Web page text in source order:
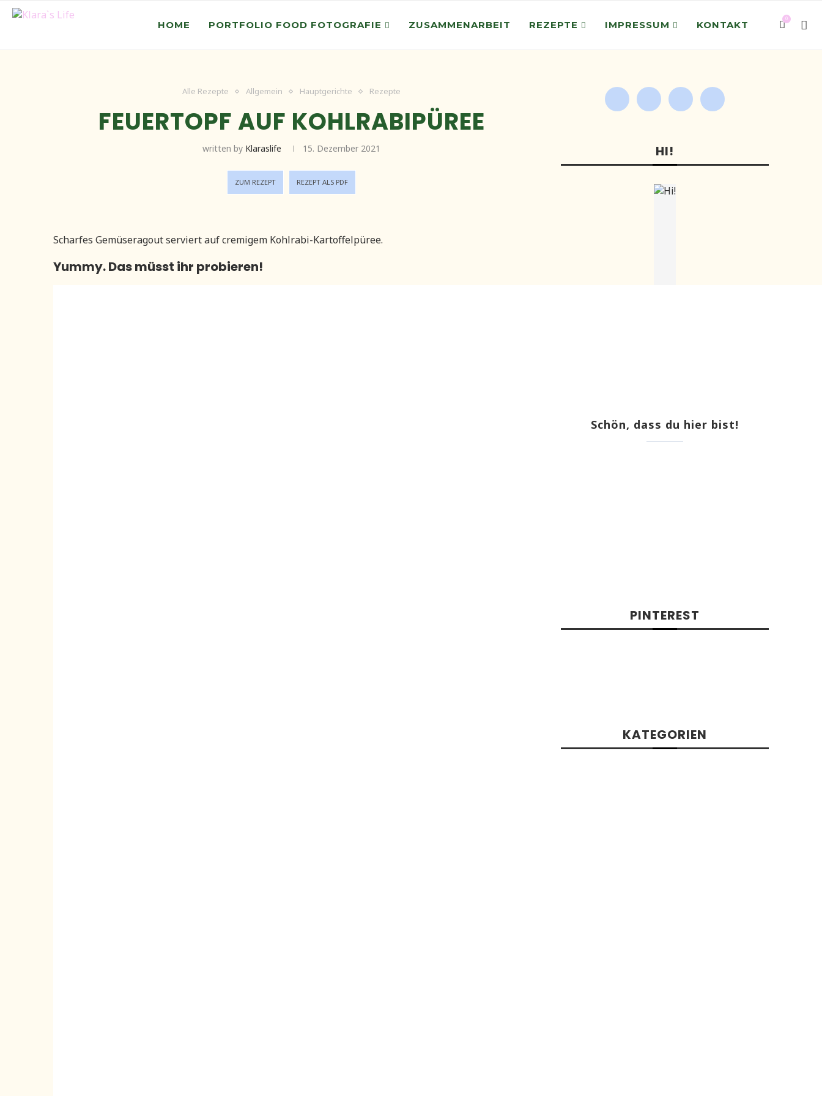
HOME PORTFOLIO FOOD FOTOGRAFIE ZUSAMMENARBEIT REZEPTE IMPRESSUM KONTAKT
0
Alle Rezepte Allgemein Hauptgerichte Rezepte
FEUERTOPF AUF KOHLRABIPÜREE
written by Klaraslife 15. Dezember 2021
ZUM REZEPT REZEPT ALS PDF
Scharfes Gemüseragout serviert auf cremigem Kohlrabi-Kartoffelpüree.
Yummy. Das müsst ihr probieren!
HI!
Schön, dass du hier bist!
PINTEREST
KATEGORIEN